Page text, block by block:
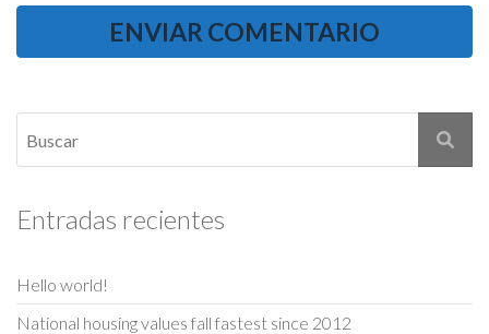
Entradas recientes
Hello world!
National housing values fall fastest since 2012